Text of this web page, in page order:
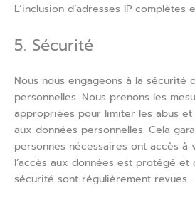
L’inclusion d’adresses IP
5. Sécurité
Nous nous engageons à la sécurité
personnelles. Nous prenons les
appropriées pour limiter les abus et
aux données personnelles. Cela
personnes nécessaires ont accès à
l’accès aux données est protégé et
sécurité sont régulièrement revues.